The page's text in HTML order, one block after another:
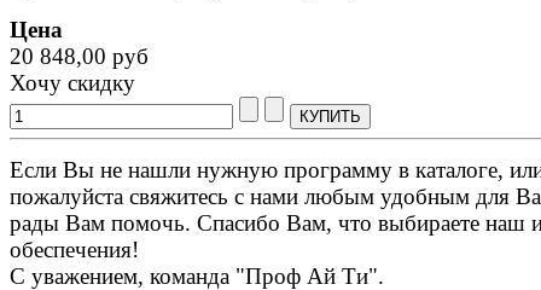
Цена
20 848,00 руб
Хочу скидку
Если Вы не нашли нужную программу в каталоге,
пожалуйста свяжитесь с нами любым удобным для
рады Вам помочь. Спасибо Вам, что выбираете наш
обеспечения!
С уважением, команда "Проф Ай Ти".